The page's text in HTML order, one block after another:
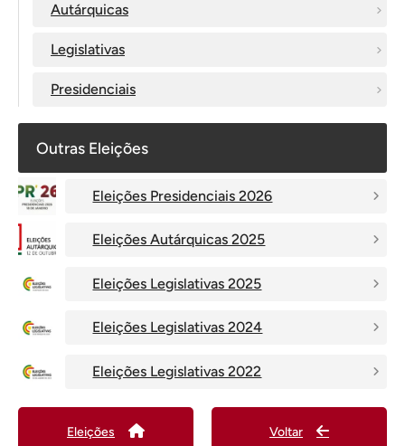
Autárquicas
Legislativas
Presidenciais
Outras Eleições
Eleições Presidenciais 2026
Eleições Autárquicas 2025
Eleições Legislativas 2025
Eleições Legislativas 2024
Eleições Legislativas 2022
Eleições Voltar